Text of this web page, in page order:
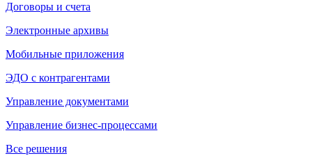
Договоры и счета
Электронные архивы
Мобильные приложения
ЭДО с контрагентами
Управление документами
Управление бизнес-процессами
Все решения